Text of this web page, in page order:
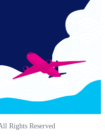
Rights Reserved